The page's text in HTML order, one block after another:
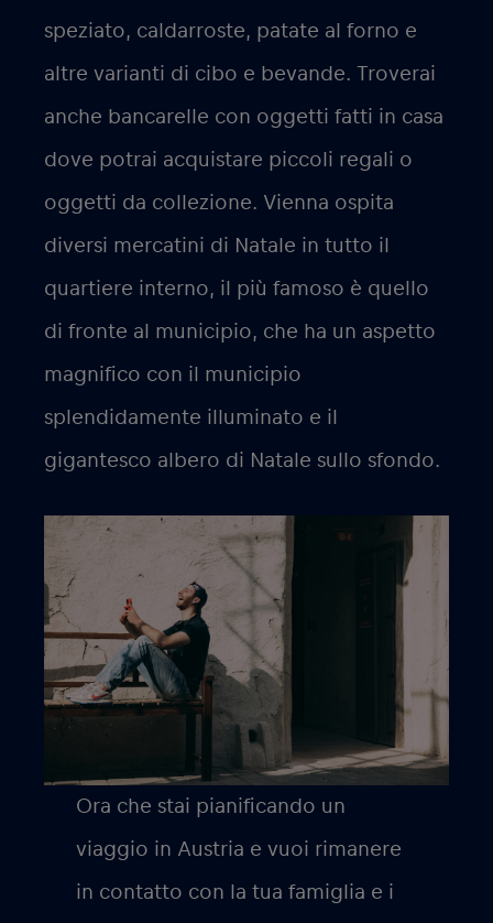
speziato, caldarroste, patate al forno e
altre varianti di cibo e bevande. Troverai
anche bancarelle con oggetti fatti in casa
dove potrai acquistare piccoli regali o
oggetti da collezione. Vienna ospita
diversi mercatini di Natale in tutto il
quartiere interno, il più famoso è quello
di fronte al municipio, che ha un aspetto
magnifico con il municipio
splendidamente illuminato e il
gigantesco albero di Natale sullo sfondo.
Ora che stai pianificando un
viaggio in Austria e vuoi rimanere
in contatto con la tua famiglia e i